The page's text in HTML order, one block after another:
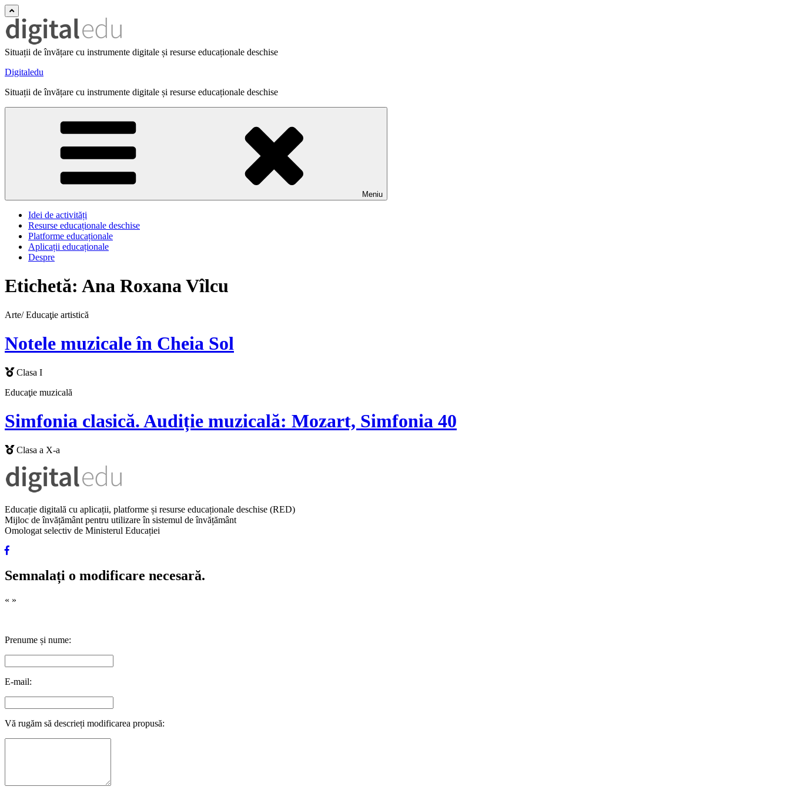
Situații de învățare cu instrumente digitale și resurse educaționale deschise
Digitaledu
Situații de învățare cu instrumente digitale și resurse educaționale deschise
Meniu
Idei de activități
Resurse educaționale deschise
Platforme educaționale
Aplicații educaționale
Despre
Etichetă: Ana Roxana Vîlcu
Arte/ Educaţie artistică
Notele muzicale în Cheia Sol
Clasa I
Educaţie muzicală
Simfonia clasică. Audiție muzicală: Mozart, Simfonia 40
Clasa a X-a
Educație digitală cu aplicații, platforme și resurse educaționale deschise (RED)
Mijloc de învățământ pentru utilizare în sistemul de învățământ
Omologat selectiv de Ministerul Educației
Semnalați o modificare necesară.
« »
Prenume și nume:
E-mail:
Vă rugăm să descrieți modificarea propusă: